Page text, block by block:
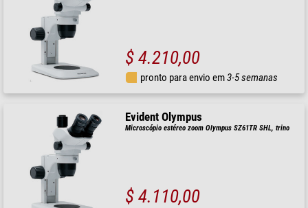
$ 4.210,00
pronto para envio em3-5 semanas
Evident Olympus
Microscópio estéreo zoom Olympus SZ61TR SHL, trino
$ 4.110,00